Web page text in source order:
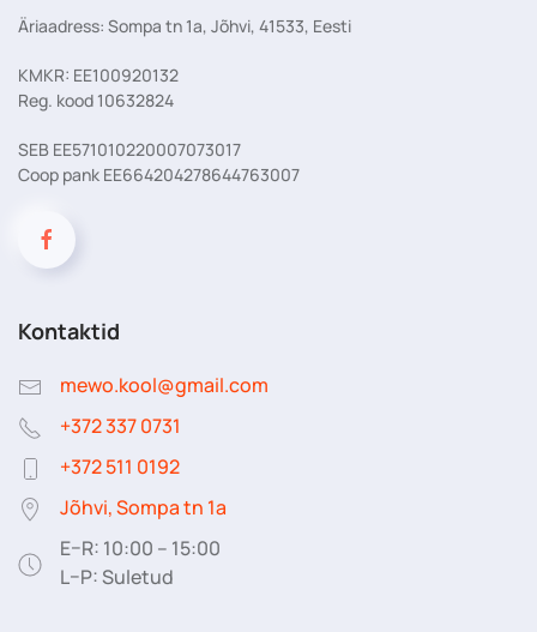
Äriaadress: Sompa tn 1a, Jõhvi, 41533, Eesti
KMKR: EE100920132
Reg. kood 10632824
SEB EE571010220007073017
Coop pank EE664204278644763007
Kontaktid
mewo.kool@gmail.com
+372 337 0731
+372 511 0192
Jõhvi, Sompa tn 1a
E–R: 10:00 – 15:00
L–P: Suletud